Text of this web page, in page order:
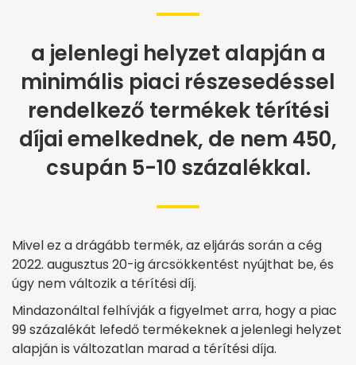
a jelenlegi helyzet alapján a
minimális piaci részesedéssel
rendelkező termékek térítési
díjai emelkednek, de nem 450,
csupán 5-10 százalékkal.
Mivel ez a drágább termék, az eljárás során a cég
2022. augusztus 20-ig árcsökkentést nyújthat be, és
úgy nem változik a térítési díj.
Mindazonáltal felhívják a figyelmet arra, hogy a piac
99 százalékát lefedő termékeknek a jelenlegi helyzet
alapján is változatlan marad a térítési díja.